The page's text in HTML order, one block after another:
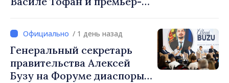
Вевер обсудили
европейский путь
Республики Молдова
/ 1 день назад
Генеральный секретарь
правительства Алексей
Бузу на Форуме диаспоры: